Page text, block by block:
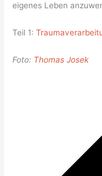
eigenes Leben
Teil 1:
Foto: Thomas Josek